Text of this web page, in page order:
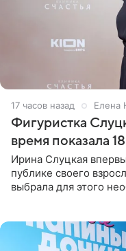
17 часов назад Елена
Фигуристка
время показала
Ирина Слуцкая
публике своего
выбрала для этого